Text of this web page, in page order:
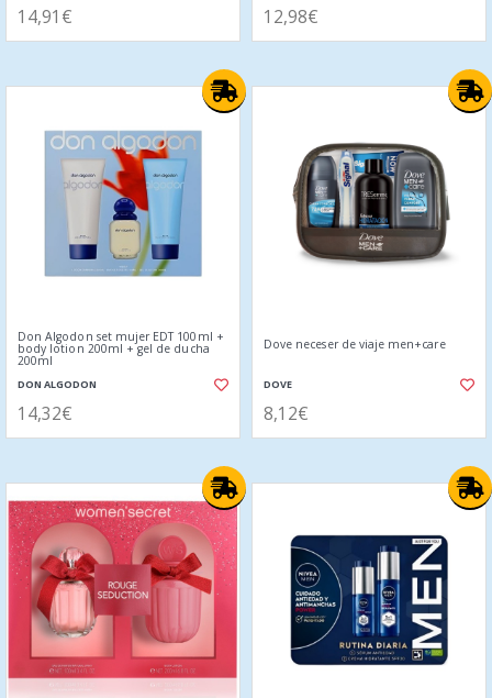
14,91€ 12,98€
Don Algodon set mujer EDT 100ml +
body lotion 200ml + gel de ducha
200ml
DON ALGODON
14,32€
Dove neceser de viaje men+care
DOVE
8,12€